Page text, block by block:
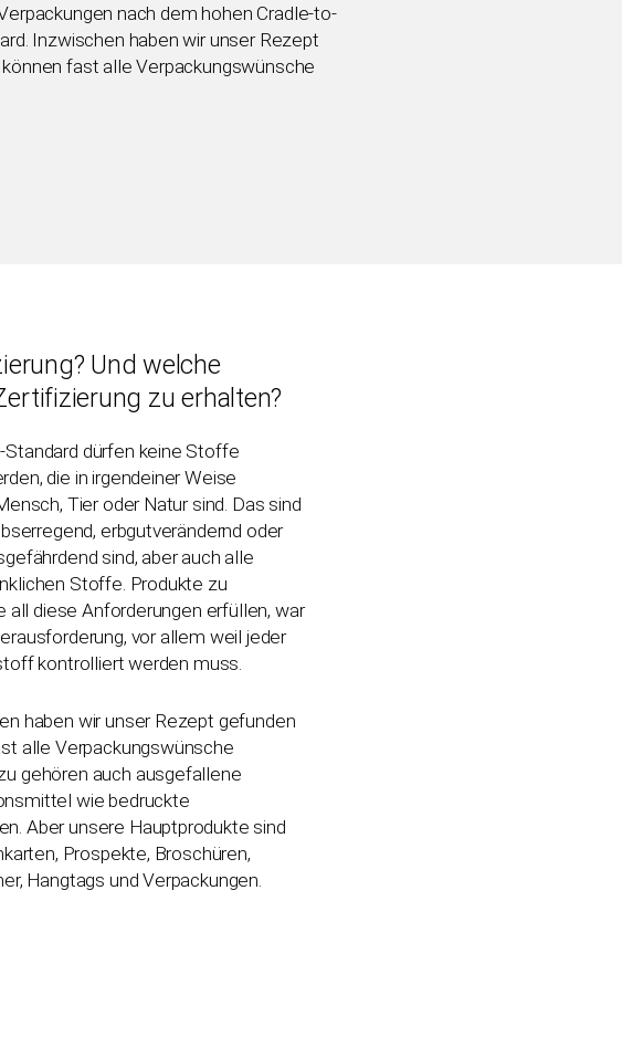
nach dem hohen Cradle-to-
Inzwischen haben wir unser Rezept
fast alle Verpackungswünsche
Und welche
zu erhalten?
Standard dürfen keine Stoffe
die in irgendeiner Weise
Tier oder Natur sind. Das sind
erbgutverändernd oder
sind, aber auch alle
Stoffe. Produkte zu
all diese Anforderungen erfüllen, war
vor allem weil jeder
kontrolliert werden muss.
haben wir unser Rezept gefunden
alle Verpackungswünsche
gehören auch ausgefallene
wie bedruckte
Aber unsere Hauptprodukte sind
Prospekte, Broschüren,
Hangtags und Verpackungen.